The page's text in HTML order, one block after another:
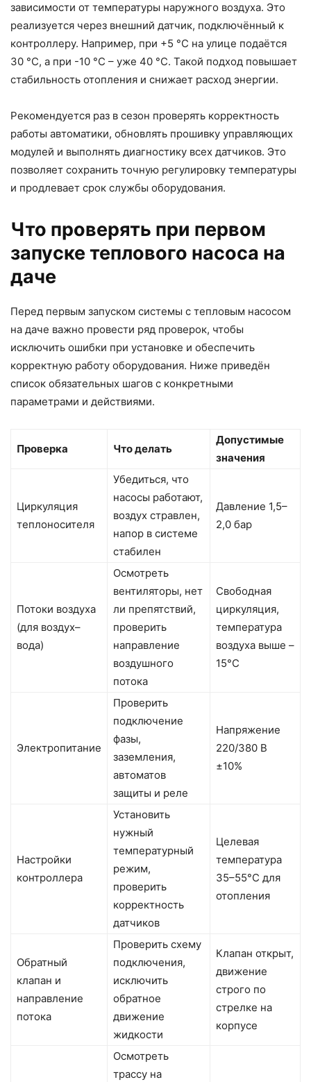
зависимости от температуры наружного воздуха. Это
реализуется через внешний датчик, подключённый к
контроллеру. Например, при +5 °C на улице подаётся
30 °C, а при -10 °C – уже 40 °C. Такой подход повышает
стабильность отопления и снижает расход энергии.
Рекомендуется раз в сезон проверять корректность
работы автоматики, обновлять прошивку управляющих
модулей и выполнять диагностику всех датчиков. Это
позволяет сохранить точную регулировку температуры
и продлевает срок службы оборудования.
Что проверять при первом
запуске теплового насоса на
даче
Перед первым запуском системы с тепловым насосом
на даче важно провести ряд проверок, чтобы
исключить ошибки при установке и обеспечить
корректную работу оборудования. Ниже приведён
список обязательных шагов с конкретными
параметрами и действиями.
Проверка Что делать
Допустимые
значения
Циркуляция
теплоносителя
Убедиться, что
насосы работают,
воздух стравлен,
напор в системе
стабилен
Давление 1,5–
2,0 бар
Потоки воздуха
(для воздух–
вода)
Осмотреть
вентиляторы, нет
ли препятствий,
проверить
направление
воздушного
потока
Свободная
циркуляция,
температура
воздуха выше –
15°C
Электропитание
Проверить
подключение
фазы,
заземления,
автоматов
защиты и реле
Напряжение
220/380 В
±10%
Настройки
контроллера
Установить
нужный
температурный
режим,
проверить
корректность
датчиков
Целевая
температура
35–55°C для
отопления
Обратный
клапан и
направление
потока
Проверить схему
подключения,
исключить
обратное
движение
жидкости
Клапан открыт,
движение
строго по
стрелке на
корпусе
Осмотреть
трассу на